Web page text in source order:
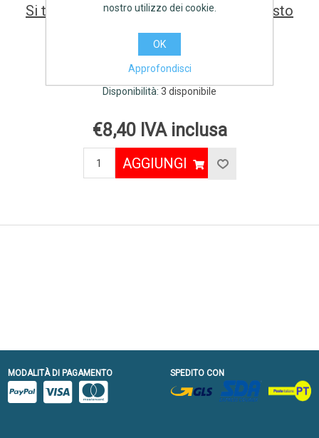
Si tratta della prima recensione per questo
FERRITALIA
Disponibilità: 3 disponibile
€8,40 IVA inclusa
AGGIUNGI
MODALITÀ DI PAGAMENTO SPEDITO CON
nostro utilizzo dei cookie.
OK
Approfondisci